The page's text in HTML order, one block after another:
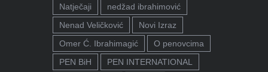
Natječaji
nedžad ibrahimović
Nenad Veličković
Novi Izraz
Omer Ć. Ibrahimagić
O penovcima
PEN BiH
PEN INTERNATIONAL